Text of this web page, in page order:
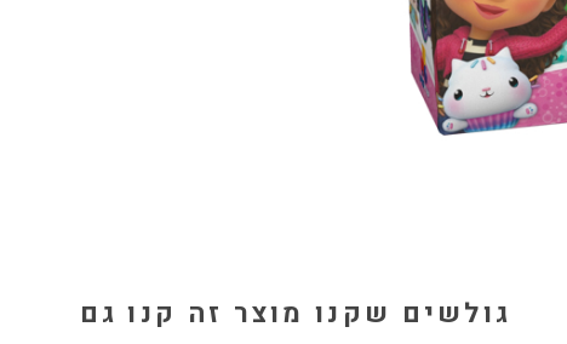
גולשים שקנו מוצר זה קנו גם